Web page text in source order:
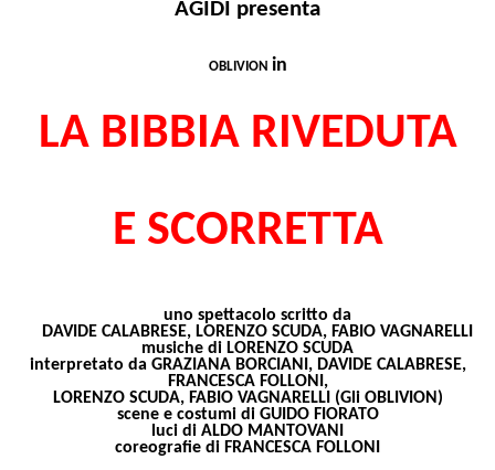
AGIDI presenta
OBLIVION in
LA BIBBIA RIVEDUTA
E SCORRETTA
uno spettacolo scritto da
DAVIDE CALABRESE, LORENZO SCUDA, FABIO VAGNARELLI
musiche di LORENZO SCUDA
interpretato da GRAZIANA BORCIANI, DAVIDE CALABRESE,
FRANCESCA FOLLONI,
LORENZO SCUDA, FABIO VAGNARELLI (Gli OBLIVION)
scene e costumi di GUIDO FIORATO
luci di ALDO MANTOVANI
coreografie di FRANCESCA FOLLONI